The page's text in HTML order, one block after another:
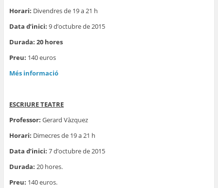
Horari: Divendres de 19 a 21 h
Data d’inici: 9 d’octubre de 2015
Durada: 20 hores
Preu: 140 euros
Més informació
ESCRIURE TEATRE
Professor: Gerard Vàzquez
Horari: Dimecres de 19 a 21 h
Data d’inici: 7 d’octubre de 2015
Durada: 20 hores.
Preu: 140 euros.